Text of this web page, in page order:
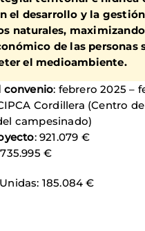
el desarrollo y la
naturales,
de las personas
el medioambiente.
convenio: febrero 2025 –
Cordillera (Centro
campesinado)
: 921.079 €
€
185.084 €